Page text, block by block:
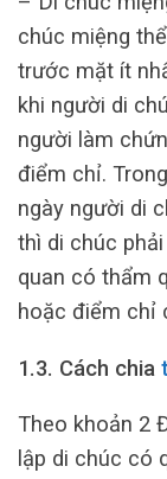
chúc miệng
trước mặt ít
khi người di
người làm
điểm chỉ.
ngày người di
thì di chúc
quan có thẩm
hoặc điểm chỉ
1.3. Cách chia
Theo khoản 2
lập di chúc có